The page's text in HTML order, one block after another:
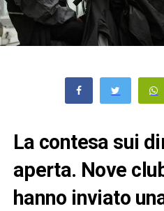
La contesa sui
aperta. Nove
hanno inviato